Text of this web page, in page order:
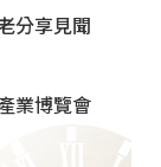
分享見聞
業博覽會